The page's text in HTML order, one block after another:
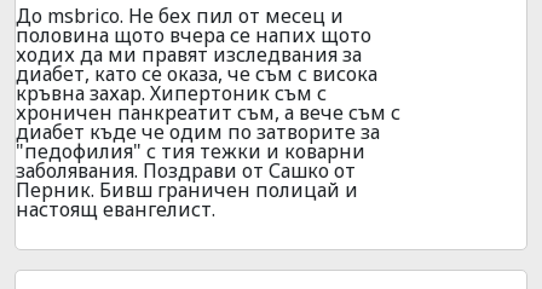
До msbrico. Не бех пил от месец и
половина щото вчера се напих щото
ходих да ми правят изследвания за
диабет, като се оказа, че съм с висока
кръвна захар. Хипертоник съм с
хроничен панкреатит съм, а вече съм с
диабет къде че одим по затворите за
"педофилия" с тия тежки и коварни
заболявания. Поздрави от Сашко от
Перник. Бивш граничен полицай и
настоящ евангелист.